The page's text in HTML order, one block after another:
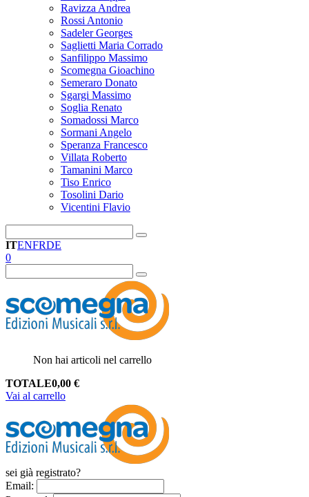
Ravizza Andrea
Rossi Antonio
Sadeler Georges
Saglietti Maria Corrado
Sanfilippo Massimo
Scomegna Gioachino
Semeraro Donato
Sgargi Massimo
Soglia Renato
Somadossi Marco
Sormani Angelo
Speranza Francesco
Villata Roberto
Tamanini Marco
Tiso Enrico
Tosolini Dario
Vicentini Flavio
ITENFRDE
0
Non hai articoli nel carrello
TOTALE0,00 €
Vai al carrello
sei già registrato?
Email: